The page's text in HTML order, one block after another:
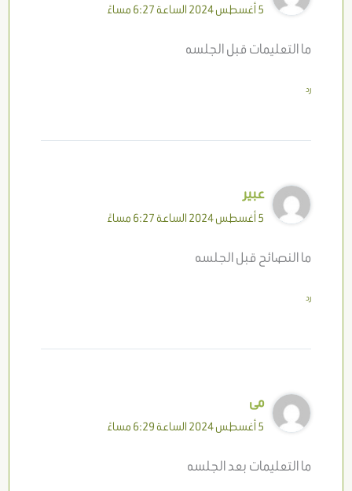
5 أغسطس 2024 الساعة 6:27 مساءً
ما التعليمات قبل الجلسه
رد
عبير
5 أغسطس 2024 الساعة 6:27 مساءً
ما النصائح قبل الجلسه
رد
مى
5 أغسطس 2024 الساعة 6:29 مساءً
ما التعليمات بعد الجلسه